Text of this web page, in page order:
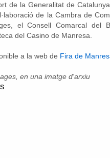
de la Generalitat de
de la Cambra de
el Consell Comarcal del
del Casino de Manresa.
a la web de Fira de
en una imatge d'arxiu